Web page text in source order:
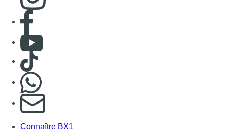
Consulter page Facebook
Consulter Youtube
Consulter TikTok
S'abonner à notre newsletter
Connaître BX1